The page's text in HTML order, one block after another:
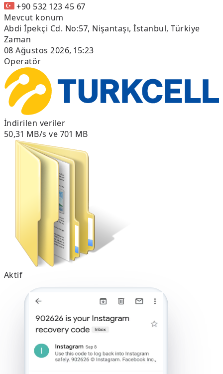
+90 532 123 45 67
Mevcut konum
Abdi İpekçi Cd. No:57, Nişantaşı, İstanbul, Türkiye
Zaman
08 Ağustos 2026, 15:23
Operatör
İndirilen veriler
50,31 MB/s ve 701 MB
Aktif